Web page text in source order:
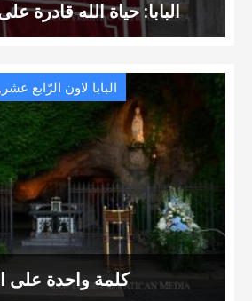
البابا: حياة الله قادرة
البابا لاون الرّابع عشر
كلمة واحدة على